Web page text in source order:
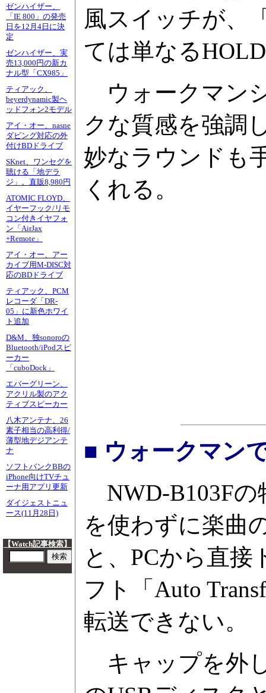
ゼンハイザー、
「IE 800」の発売
日を12月4日に決
定
ゼンハイザー、実
売13,000円の新カ
ナル型「CX985」
ティアック、
beyerdynamic製ヘ
ッドフォン2モデル
アイ・オー、nasne
ダビング対応の外
付けBDドライブ
SKnet、ワンセグを
聴ける「地デラ
ジ」。直販8,980円
ATOMIC FLOYD、
イヤーフック/リモ
コン付きイヤフォ
ン「AirJax
+Remote」
アイ・オー、アー
カイブ用M-DISC対
応のBDドライブ
ティアック、PCM
レコーダ「DR-
05」に新色ホワイ
ト追加
D&M、独sonoroの
Bluetooth/iPodスピ
ーカー
「cuboDock」
エバーグリーン、
アクリル製のアク
ティブスピーカー
八木アンテナ、26
素子相当の高利得/
薄型地デジアンテ
ナ
ソフトバンクBBの
iPhone向けTVチュ
ーナ用アプリ更新
ダイジェストニュ
ース(11月28日)
【Watch記事検索】
風スイッチが、
ては単なる
ウォークマン
クな質感を強調
妙なラウンドも
くれる。
■ ウォークマン
NWD-B103Fの
を使わずに楽曲
と、PCから直
フト「Auto
転送できない。
キャップを外